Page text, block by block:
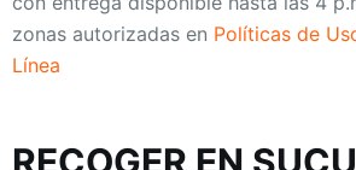
zonas autorizadas en Políticas de
Línea